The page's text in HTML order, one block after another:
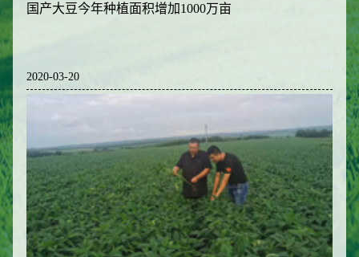
国产大豆今年种植面积增加1000万亩
2020-03-20